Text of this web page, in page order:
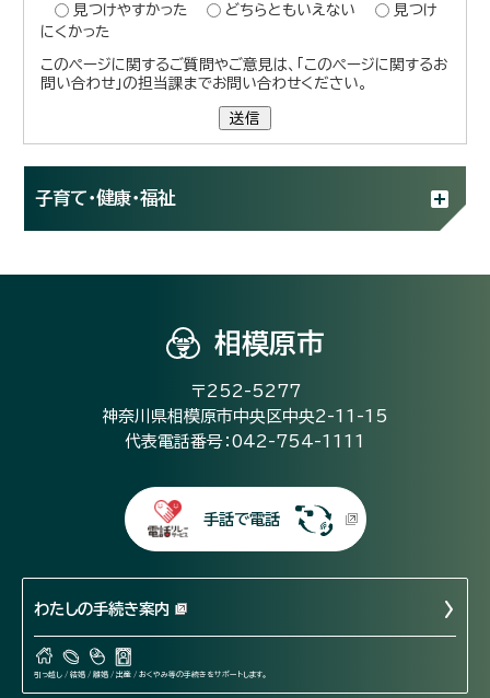
見つけやすかった
どちらともいえない
見つけ
にくかった
このページに関するご質問やご意見は、「このページに関するお
問い合わせ」の担当課までお問い合わせください。
送信
子育て・健康・福祉
相模原市
〒252-5277
神奈川県相模原市中央区中央2-11-15
代表電話番号：042-754-1111
手話で電話
わたしの手続き案内
引っ越し / 結婚 / 離婚 / 出産 / おくやみ等の手続きをサポートします。